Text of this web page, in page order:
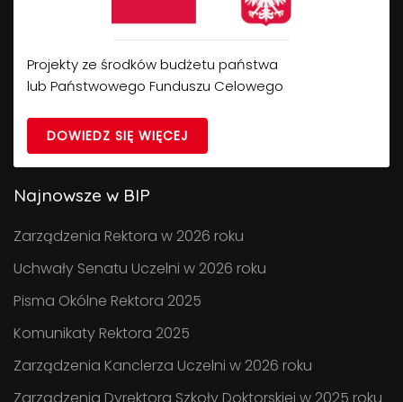
Projekty ze środków budżetu państwa
lub Państwowego Funduszu Celowego
DOWIEDZ SIĘ WIĘCEJ
Najnowsze w BIP
Zarządzenia Rektora w 2026 roku
Uchwały Senatu Uczelni w 2026 roku
Pisma Okólne Rektora 2025
Komunikaty Rektora 2025
Zarządzenia Kanclerza Uczelni w 2026 roku